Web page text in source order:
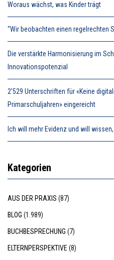
Woraus wächst, was Kinder trägt
“Wir beobachten einen regelrechten
Die verstärkte Harmonisierung im
Innovationspotenzial
2’529 Unterschriften für «Keine
Primarschuljahren» eingereicht
Ich will mehr Evidenz und will
Kategorien
AUS DER PRAXIS (87)
BLOG (1.989)
BUCHBESPRECHUNG (7)
ELTERNPERSPEKTIVE(8)